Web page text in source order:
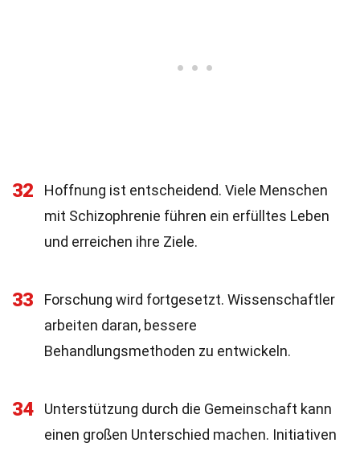
32
Hoffnung ist entscheidend. Viele Menschen
mit Schizophrenie führen ein erfülltes Leben
und erreichen ihre Ziele.
33
Forschung wird fortgesetzt. Wissenschaftler
arbeiten daran, bessere
Behandlungsmethoden zu entwickeln.
34
Unterstützung durch die Gemeinschaft kann
einen großen Unterschied machen. Initiativen